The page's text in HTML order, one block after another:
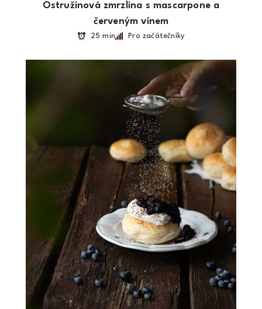
Ostružinová zmrzlina s mascarpone a
červeným vínem
25 min Pro začátečníky